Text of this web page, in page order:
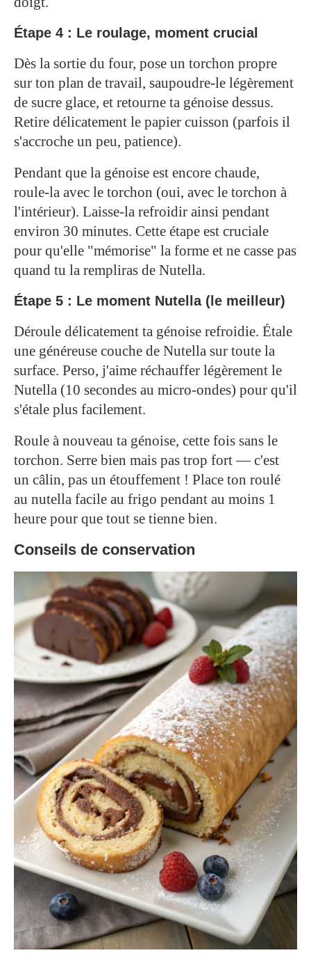
Étape 4 : Le roulage, moment crucial
Dès la sortie du four, pose un torchon propre
sur ton plan de travail, saupoudre-le légèrement
de sucre glace, et retourne ta génoise dessus.
Retire délicatement le papier cuisson (parfois il
s'accroche un peu, patience).
Pendant que la génoise est encore chaude,
roule-la avec le torchon (oui, avec le torchon à
l'intérieur). Laisse-la refroidir ainsi pendant
environ 30 minutes. Cette étape est cruciale
pour qu'elle "mémorise" la forme et ne casse pas
quand tu la rempliras de Nutella.
Étape 5 : Le moment Nutella (le meilleur)
Déroule délicatement ta génoise refroidie. Étale
une généreuse couche de Nutella sur toute la
surface. Perso, j'aime réchauffer légèrement le
Nutella (10 secondes au micro-ondes) pour qu'il
s'étale plus facilement.
Roule à nouveau ta génoise, cette fois sans le
torchon. Serre bien mais pas trop fort — c'est
un câlin, pas un étouffement ! Place ton roulé
au nutella facile au frigo pendant au moins 1
heure pour que tout se tienne bien.
Conseils de conservation